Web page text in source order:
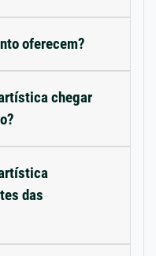
oferecem?
chegar
das